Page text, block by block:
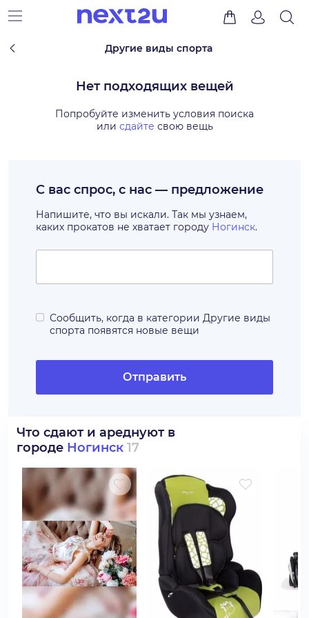
Другие виды спорта
Нет подходящих вещей
Попробуйте изменить условия поиска
или сдайте свою вещь
С вас спрос, с нас — предложение
Напишите, что вы искали. Так мы узнаем,
каких прокатов не хватает городу Ногинск.
Сообщить, когда в категории Другие виды
спорта появятся новые вещи
Отправить
Что сдают и ареднуют в
городе Ногинск 17